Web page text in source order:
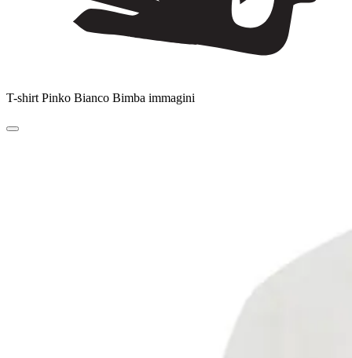
T-shirt Pinko Bianco Bimba immagini